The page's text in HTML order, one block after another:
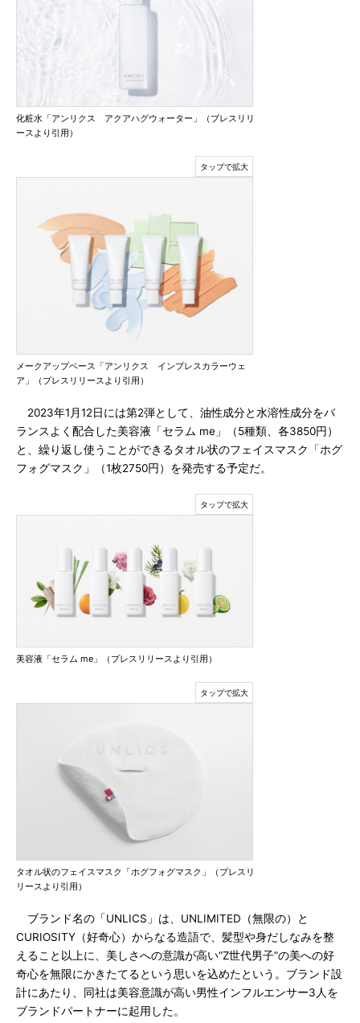
化粧水「アンリクス アクアハグウォーター」（プレスリリ
ースより引用）
メークアップベース「アンリクス インプレスカラーウェ
ア」（プレスリリースより引用）
2023年1月12日には第2弾として、油性成分と水溶性成分をバ
ランスよく配合した美容液「セラム me」（5種類、各3850円）
と、繰り返し使うことができるタオル状のフェイスマスク「ホグ
フォグマスク」（1枚2750円）を発売する予定だ。
美容液「セラム me」（プレスリリースより引用）
タオル状のフェイスマスク「ホグフォグマスク」（プレスリ
リースより引用）
ブランド名の「UNLICS」は、UNLIMITED（無限の）と
CURIOSITY（好奇心）からなる造語で、髪型や身だしなみを整
えること以上に、美しさへの意識が高い“Z世代男子”の美への好
奇心を無限にかきたてるという思いを込めたという。ブランド設
計にあたり、同社は美容意識が高い男性インフルエンサー3人を
ブランドパートナーに起用した。